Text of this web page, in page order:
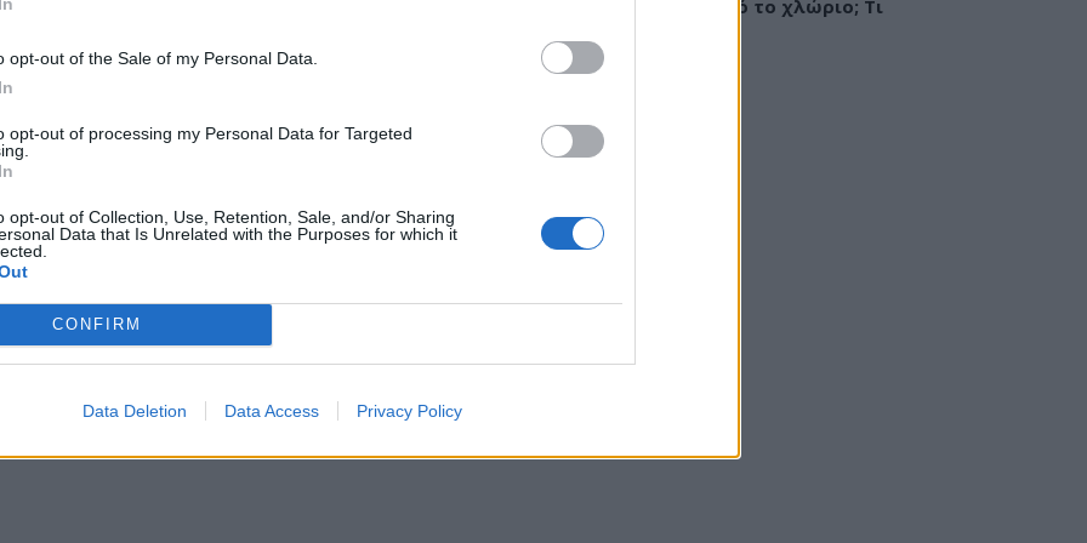
opt-out of the Sale of my Personal Data.
opt-out of processing my Personal Data for Targeted
opt-out of Collection, Use, Retention, Sale, and/or Sharing
Data that Is Unrelated with the Purposes for which it
CONFIRM
Data Deletion Data Access Privacy Policy
δίνει αυτοπεποίθηση για την
αποδοχή από τον κάθε άνθρωπο
ενδοιασμούς και...
αλλεργία ή ερεθισμός από το χλώριο; Τι